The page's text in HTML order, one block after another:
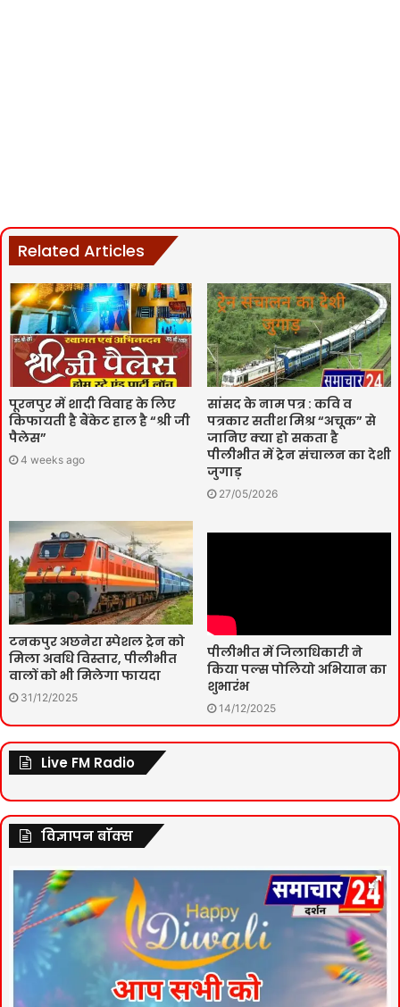
Related Articles
पूरनपुर में शादी विवाह के लिए
किफायती है बैंकेट हाल है “श्री जी
पैलेस”
4 weeks ago
सांसद के नाम पत्र : कवि व
पत्रकार सतीश मिश्र “अचूक” से
जानिए क्या हो सकता है
पीलीभीत में ट्रेन संचालन का देशी
जुगाड़
27/05/2026
टनकपुर अछनेरा स्पेशल ट्रेन को
मिला अवधि विस्तार, पीलीभीत
वालों को भी मिलेगा फायदा
31/12/2025
पीलीभीत में जिलाधिकारी ने
किया पल्स पोलियो अभियान का
शुभारंभ
14/12/2025
Live FM Radio
विज्ञापन बॉक्स